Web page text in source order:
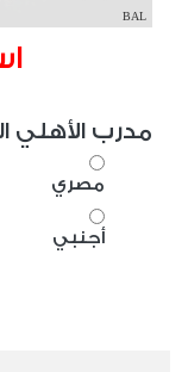
BAL
مدرب الأهلي
مصري
أجنبي